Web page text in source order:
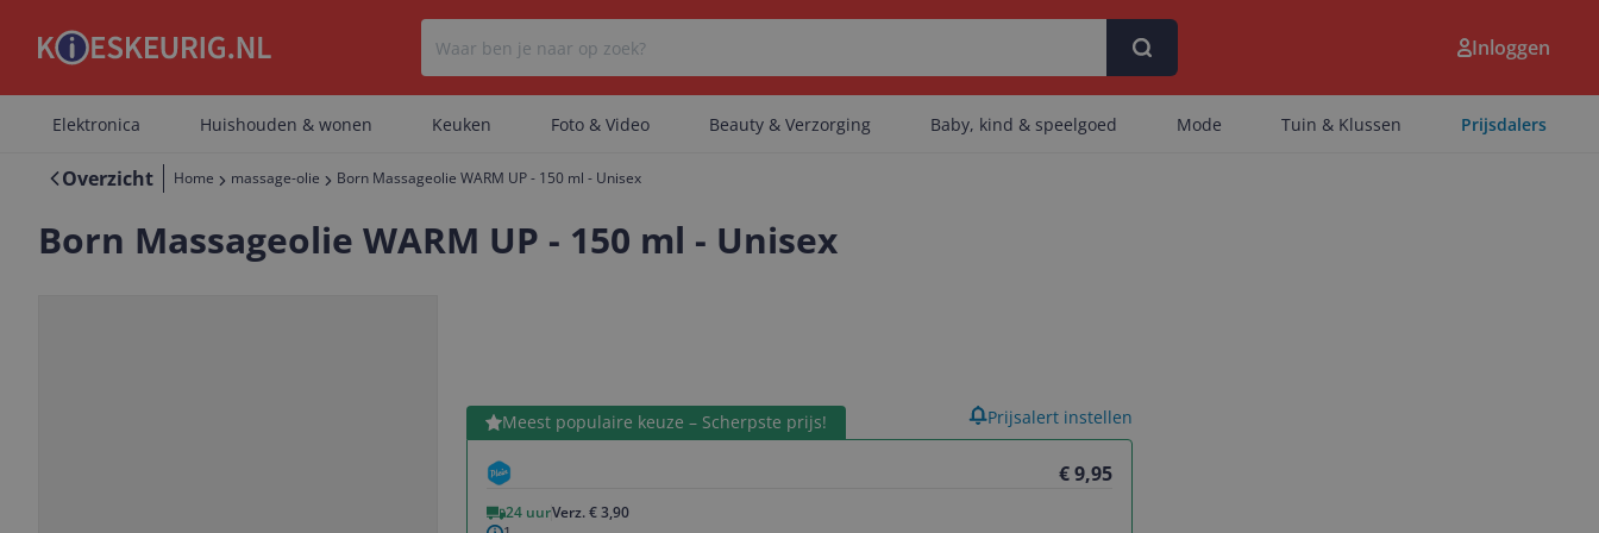
Er zijn geen categorieën gevonden.
Er zijn geen artikelen gevonden.
Inloggen
Elektronica Huishouden & wonen Keuken Foto & Video Beauty & Verzorging Baby, kind & speelgoed Mode Tuin & Klussen Prijsdalers
Overzicht Home massage-olie Born Massageolie WARM UP - 150 ml - Unisex
Born Massageolie WARM UP - 150 ml - Unisex
Meest populaire keuze – Scherpste prijs!
€ 9,95
24 uurVerz. € 3,90
Bekijk product Prijsalert instellen